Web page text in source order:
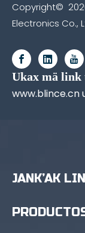
Copyright©
Electronics Co.,
Ukax mä link
www.blince.cn
JANK’AK